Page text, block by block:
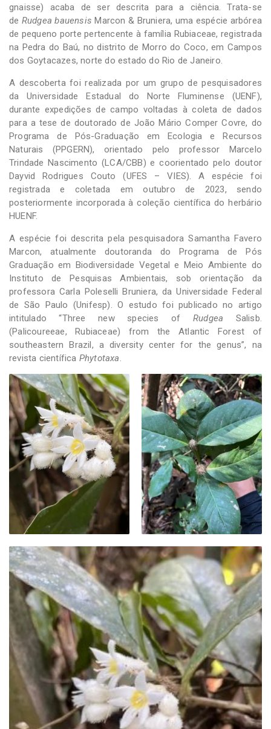
gnaisse) acaba de ser descrita para a ciência. Trata-se
de Rudgea bauensis Marcon & Bruniera, uma espécie arbórea
de pequeno porte pertencente à família Rubiaceae, registrada
na Pedra do Baú, no distrito de Morro do Coco, em Campos
dos Goytacazes, norte do estado do Rio de Janeiro.
A descoberta foi realizada por um grupo de pesquisadores
da Universidade Estadual do Norte Fluminense (UENF),
durante expedições de campo voltadas à coleta de dados
para a tese de doutorado de João Mário Comper Covre, do
Programa de Pós-Graduação em Ecologia e Recursos
Naturais (PPGERN), orientado pelo professor Marcelo
Trindade Nascimento (LCA/CBB) e coorientado pelo doutor
Dayvid Rodrigues Couto (UFES – VIES). A espécie foi
registrada e coletada em outubro de 2023, sendo
posteriormente incorporada à coleção científica do herbário
HUENF.
A espécie foi descrita pela pesquisadora Samantha Favero
Marcon, atualmente doutoranda do Programa de Pós
Graduação em Biodiversidade Vegetal e Meio Ambiente do
Instituto de Pesquisas Ambientais, sob orientação da
professora Carla Poleselli Bruniera, da Universidade Federal
de São Paulo (Unifesp). O estudo foi publicado no artigo
intitulado “Three new species of Rudgea Salisb.
(Palicoureeae, Rubiaceae) from the Atlantic Forest of
southeastern Brazil, a diversity center for the genus”, na
revista científica Phytotaxa